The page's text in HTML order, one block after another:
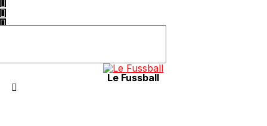
Le Fussball